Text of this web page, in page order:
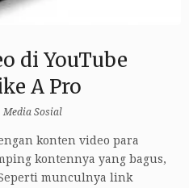
di YouTube
A Pro
Media Sosial
konten video para
kontennya yang bagus,
munculnya link